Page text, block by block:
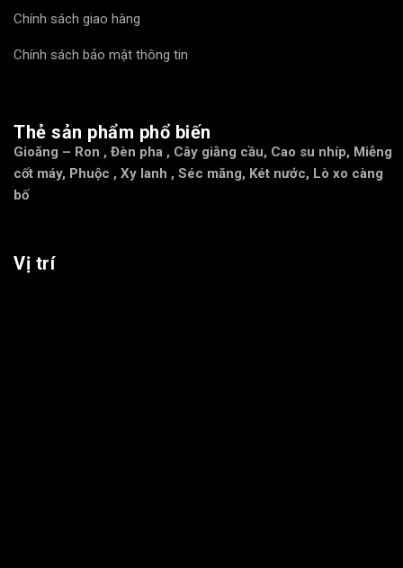
Chính sách giao hàng
Chính sách bảo mật thông tin
Thẻ sản phẩm phổ biến
Gioăng – Ron , Đèn pha , Cây giằng cầu, Cao su nhíp, Miễng
cốt máy, Phuộc , Xy lanh , Séc măng, Két nước, Lò xo càng
bố
Vị trí